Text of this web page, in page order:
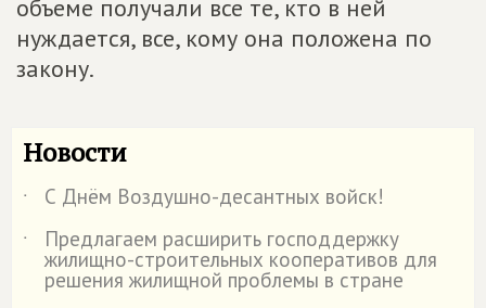
объеме получали все те, кто в ней
нуждается, все, кому она положена по
закону.
Новости
˙
С Днём Воздушно-десантных войск!
˙
Предлагаем расширить господдержку
жилищно-строительных кооперативов для
решения жилищной проблемы в стране